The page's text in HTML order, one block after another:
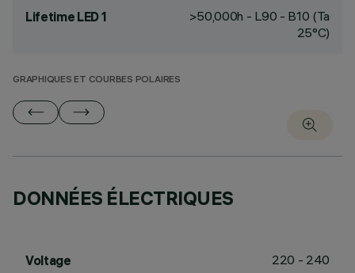
Lifetime LED 1
>50,000h - L90 - B10 (Ta
25°C)
GRAPHIQUES ET COURBES POLAIRES
DONNÉES ÉLECTRIQUES
Voltage 220 - 240